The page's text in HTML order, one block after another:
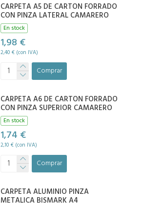
CARPETA A5 DE CARTON FORRADO
CON PINZA LATERAL CAMARERO
En stock
1,98 €
2,40 € (con IVA)
Comprar
CARPETA A6 DE CARTON FORRADO
CON PINZA SUPERIOR CAMARERO
En stock
1,74 €
2,10 € (con IVA)
Comprar
CARPETA ALUMINIO PINZA
METALICA BISMARK A4